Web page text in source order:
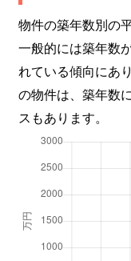
物件の築年数別の
一般的には築年数
れている傾向にあ
の物件は、築年数
スもあります。